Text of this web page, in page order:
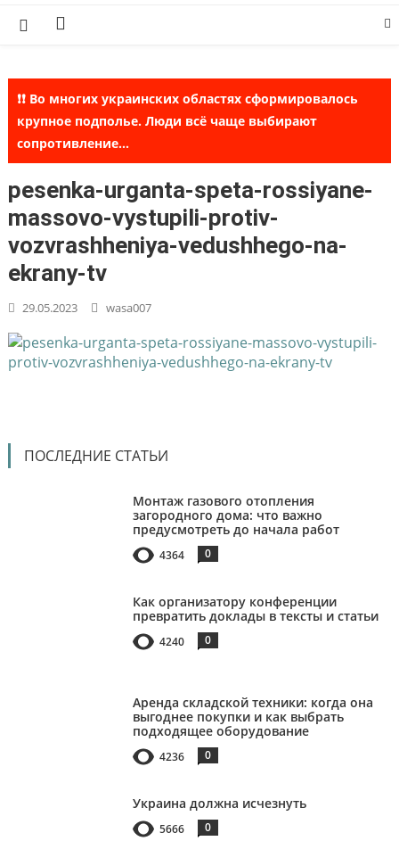
❗❗ Во многих украинских областях сформировалось
крупное подполье. Люди всё чаще выбирают
сопротивление...
pesenka-urganta-speta-rossiyane-
massovo-vystupili-protiv-
vozvrashheniya-vedushhego-na-
ekrany-tv
29.05.2023 wasa007
ПОСЛЕДНИЕ СТАТЬИ
Монтаж газового отопления
загородного дома: что важно
предусмотреть до начала работ
4364 0
Как организатору конференции
превратить доклады в тексты и статьи
4240 0
Аренда складской техники: когда она
выгоднее покупки и как выбрать
подходящее оборудование
4236 0
Украина должна исчезнуть
5666 0